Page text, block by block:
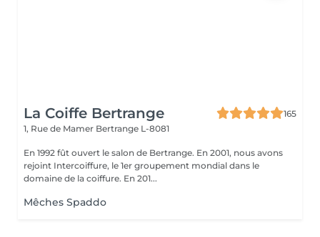
La Coiffe Bertrange
165
1, Rue de Mamer Bertrange L-8081
En 1992 fût ouvert le salon de Bertrange. En 2001, nous avons
rejoint Intercoiffure, le 1er groupement mondial dans le
domaine de la coiffure. En 201...
Mêches Spaddo